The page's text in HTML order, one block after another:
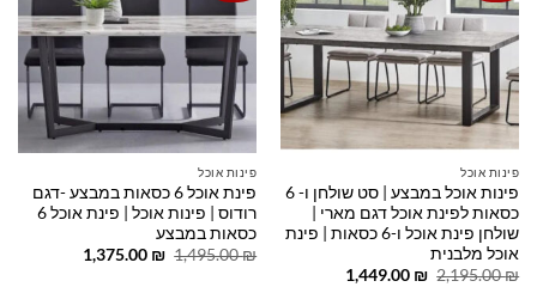
פינות אוכל
פינות אוכל במבצע | סט שולחן ו- 6
כסאות לפינת אוכל דגם מארי |
שולחן פינת אוכל ו-6 כסאות | פינת
אוכל מלבנית
2,195.00₪
המחיר
1,449.00 ₪
המחיר
פינות אוכל
פינת אוכל 6 כסאות במבצע -דגם
רודוס | פינות אוכל | פינת אוכל 6
כסאות במבצע
1,495.00₪
המחיר
1,375.00 ₪
המחיר